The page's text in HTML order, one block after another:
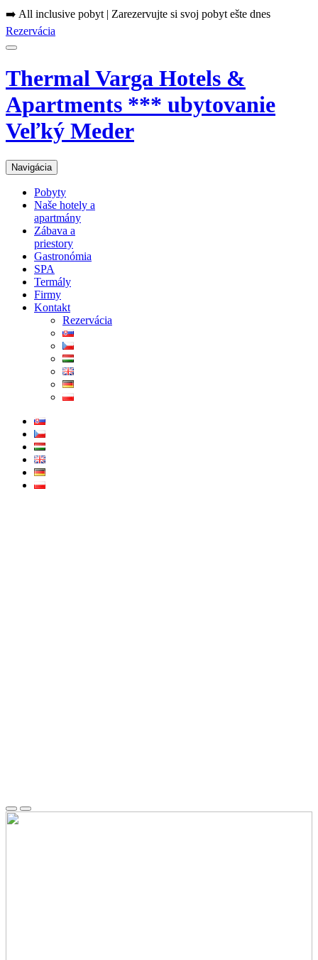
➡️ All inclusive pobyt | Zarezervujte si svoj pobyt ešte dnes
Rezervácia
Thermal Varga Hotels &
Apartments *** ubytovanie
Veľký Meder
Navigácia
Pobyty
Naše hotely a
apartmány
Zábava a
priestory
Gastronómia
SPA
Termály
Firmy
Kontakt
Rezervácia